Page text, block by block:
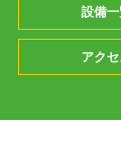
設備
アク